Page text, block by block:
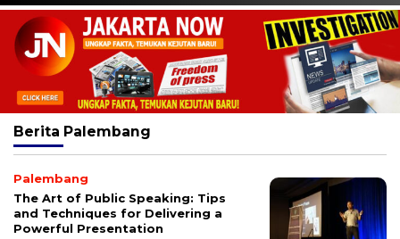
Berita Palembang
Palembang
The Art of Public Speaking: Tips
and Techniques for Delivering a
Powerful Presentation